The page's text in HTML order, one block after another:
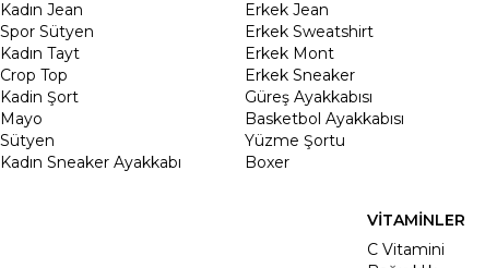
Kadın Jean
Spor Sütyen
Kadın Tayt
Crop Top
Kadin Şort
Mayo
Sütyen
Kadın Sneaker Ayakkabı
Erkek Jean
Erkek Sweatshirt
Erkek Mont
Erkek Sneaker
Güreş Ayakkabısı
Basketbol Ayakkabısı
Yüzme Şortu
Boxer
VİTAMİNLER
C Vitamini